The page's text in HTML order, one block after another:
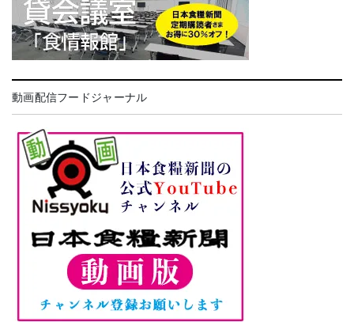
動画配信フードジャーナル